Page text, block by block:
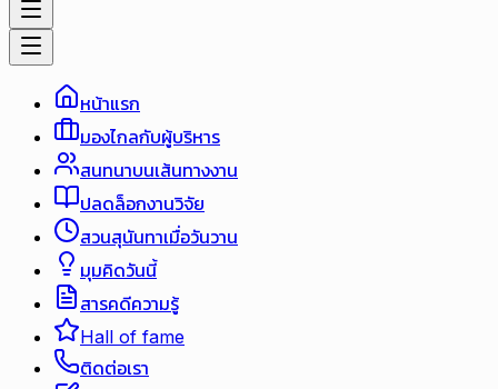
หน้าแรก
มองไกลกับผู้บริหาร
สนทนาบนเส้นทางงาน
ปลดล็อกงานวิจัย
สวนสุนันทาเมื่อวันวาน
มุมคิดวันนี้
สารคดีความรู้
Hall of fame
ติดต่อเรา